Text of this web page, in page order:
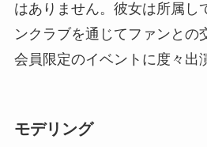
はありません。彼女は所属し
ンクラブを通じてファンとの
会員限定のイベントに度々出
モデリング